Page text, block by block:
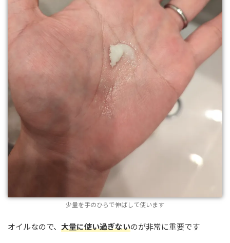
少量を手のひらで伸ばして使います
オイルなので、 大量に使い過ぎないのが非常に重要です